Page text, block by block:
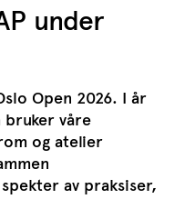
under
Open 2026. I år
bruker våre
og atelier
av praksiser,